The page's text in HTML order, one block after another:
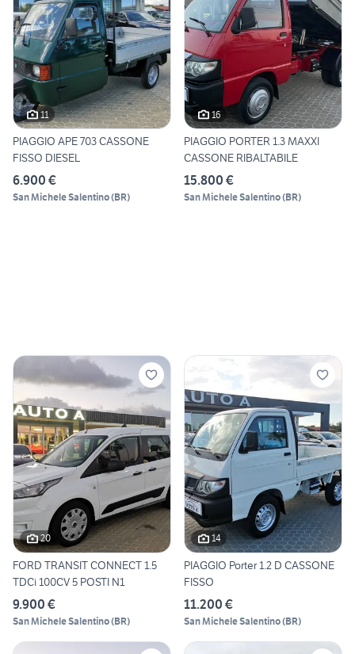
11
PIAGGIO APE 703 CASSONE
FISSO DIESEL
6.900 €
San Michele Salentino(BR)
16
PIAGGIO PORTER 1.3 MAXXI
CASSONE RIBALTABILE
15.800 €
San Michele Salentino(BR)
20
FORD TRANSIT CONNECT 1.5
TDCi 100CV 5 POSTI N1
9.900 €
San Michele Salentino(BR)
14
PIAGGIO Porter 1.2 D CASSONE
FISSO
11.200 €
San Michele Salentino(BR)